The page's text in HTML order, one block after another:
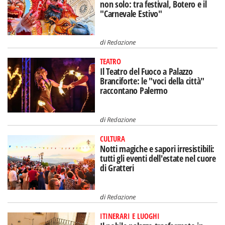
non solo: tra festival, Botero e il
"Carnevale Estivo"
diRedazione
TEATRO
Il Teatro del Fuoco a Palazzo
Branciforte: le "voci della città"
raccontano Palermo
diRedazione
CULTURA
Notti magiche e sapori irresistibili:
tutti gli eventi dell'estate nel cuore
di Gratteri
diRedazione
ITINERARI E LUOGHI